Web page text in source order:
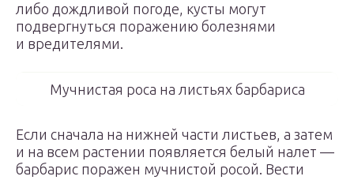
либо дождливой погоде, кусты могут
подвергнуться поражению болезнями
и вредителями.
Мучнистая роса на листьях барбариса
Если сначала на нижней части листьев, а затем
и на всем растении появляется белый налет —
барбарис поражен мучнистой росой. Вести